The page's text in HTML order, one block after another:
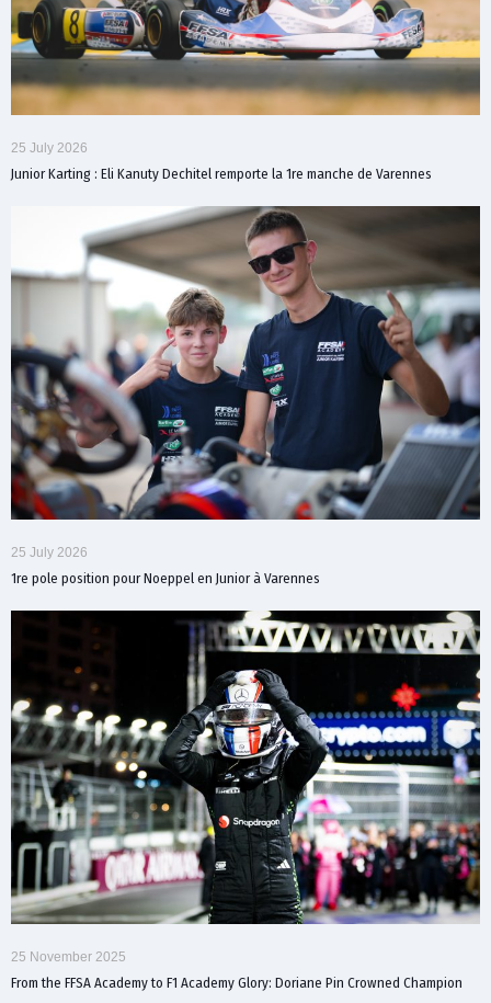
25 July 2026
Junior Karting : Eli Kanuty Dechitel remporte la 1re manche de Varennes
25 July 2026
1re pole position pour Noeppel en Junior à Varennes
25 November 2025
From the FFSA Academy to F1 Academy Glory: Doriane Pin Crowned Champion